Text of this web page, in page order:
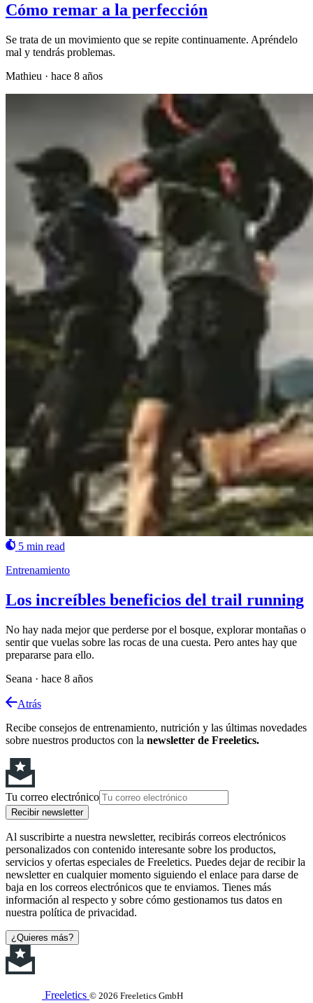
Cómo remar a la perfección
Se trata de un movimiento que se repite continuamente. Apréndelo
mal y tendrás problemas.
Mathieu · hace 8 años
5 min read
Entrenamiento
Los increíbles beneficios del trail running
No hay nada mejor que perderse por el bosque, explorar montañas o
sentir que vuelas sobre las rocas de una cuesta. Pero antes hay que
prepararse para ello.
Seana · hace 8 años
Atrás
Recibe consejos de entrenamiento, nutrición y las últimas novedades
sobre nuestros productos con la newsletter de Freeletics.
Tu correo electrónico
Recibir newsletter
Al suscribirte a nuestra newsletter, recibirás correos electrónicos
personalizados con contenido interesante sobre los productos,
servicios y ofertas especiales de Freeletics. Puedes dejar de recibir la
newsletter en cualquier momento siguiendo el enlace para darse de
baja en los correos electrónicos que te enviamos. Tienes más
información al respecto y sobre cómo gestionamos tus datos en
nuestra política de privacidad.
¿Quieres más?
Freeletics © 2026 Freeletics GmbH